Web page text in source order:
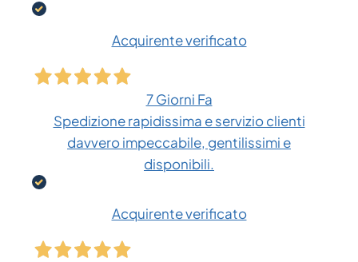
Acquirente verificato
7 Giorni Fa
Spedizione rapidissima e servizio clienti
davvero impeccabile, gentilissimi e
disponibili.
Acquirente verificato